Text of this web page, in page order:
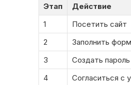
Этап
Действие
1
Посетить сайт
2
Заполнить
3
Создать пароль
4
Согласиться с